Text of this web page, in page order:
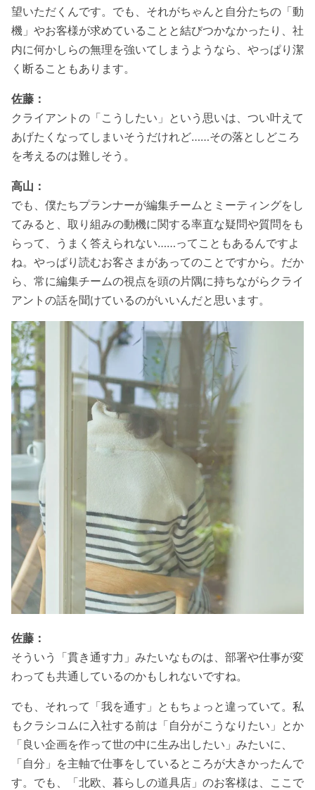
望いただくんです。でも、それがちゃんと自分たちの「動
機」やお客様が求めていることと結びつかなかったり、社
内に何かしらの無理を強いてしまうようなら、やっぱり潔
く断ることもあります。
佐藤：
クライアントの「こうしたい」という思いは、つい叶えて
あげたくなってしまいそうだけれど……その落としどころ
を考えるのは難しそう。
高山：
でも、僕たちプランナーが編集チームとミーティングをし
てみると、取り組みの動機に関する率直な疑問や質問をも
らって、うまく答えられない……ってこともあるんですよ
ね。やっぱり読むお客さまがあってのことですから。だか
ら、常に編集チームの視点を頭の片隅に持ちながらクライ
アントの話を聞けているのがいいんだと思います。
佐藤：
そういう「貫き通す力」みたいなものは、部署や仕事が変
わっても共通しているのかもしれないですね。
でも、それって「我を通す」ともちょっと違っていて。私
もクラシコムに入社する前は「自分がこうなりたい」とか
「良い企画を作って世の中に生み出したい」みたいに、
「自分」を主軸で仕事をしているところが大きかったんで
す。でも、「北欧、暮らしの道具店」のお客様は、ここで